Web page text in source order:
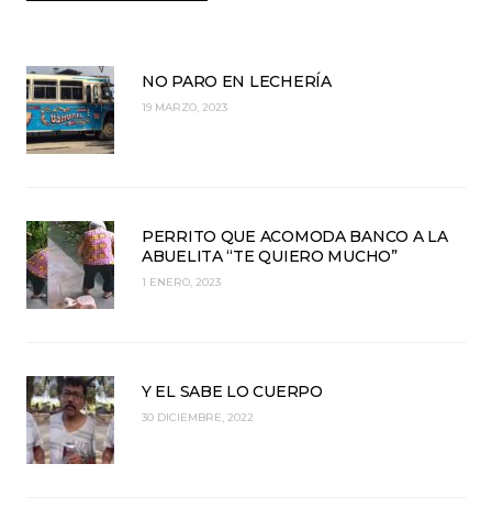
NO PARO EN LECHERÍA
19 MARZO, 2023
PERRITO QUE ACOMODA BANCO A LA
ABUELITA “TE QUIERO MUCHO”
1 ENERO, 2023
Y EL SABE LO CUERPO
30 DICIEMBRE, 2022